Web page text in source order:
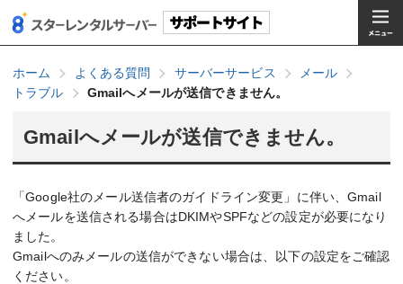
ホーム よくある質問 サーバーサービス
メール
トラブル
Gmailへメールが送信できません。
Gmailへメールが送信できません。
「Google社のメール送信者のガイドライン変更」に伴い、Gmail
へメールを送信される場合はDKIMやSPFなどの設定が必要になり
ました。
Gmailへのみメールの送信ができない場合は、以下の設定をご確認
ください。